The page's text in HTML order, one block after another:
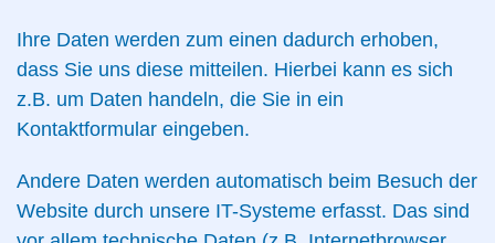
Ihre Daten werden zum einen dadurch erhoben,
dass Sie uns diese mitteilen. Hierbei kann es sich
z.B. um Daten handeln, die Sie in ein
Kontaktformular eingeben.
Andere Daten werden automatisch beim Besuch der
Website durch unsere IT-Systeme erfasst. Das sind